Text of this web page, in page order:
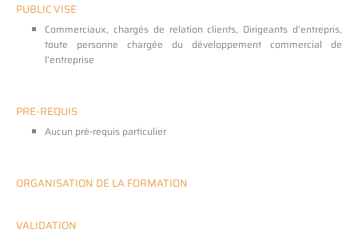
PUBLIC VISE
Commerciaux, chargés de relation clients, Dirigeants d’entrepris,
toute personne chargée du développement commercial de
l’entreprise
PRE-REQUIS
Aucun pré-requis particulier
ORGANISATION DE LA FORMATION
VALIDATION